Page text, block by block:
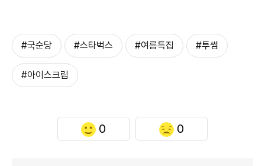
#국순당 #스타벅스 #여름특집 #투썸
#아이스크림
0 0